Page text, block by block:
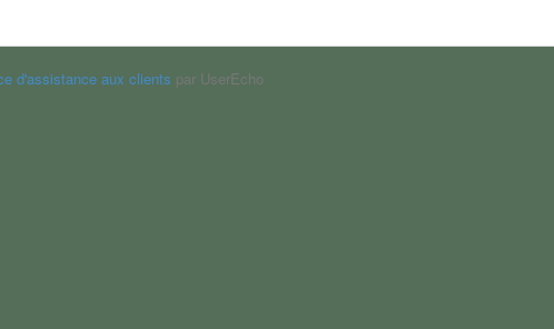
d'assistance aux clients par UserEcho